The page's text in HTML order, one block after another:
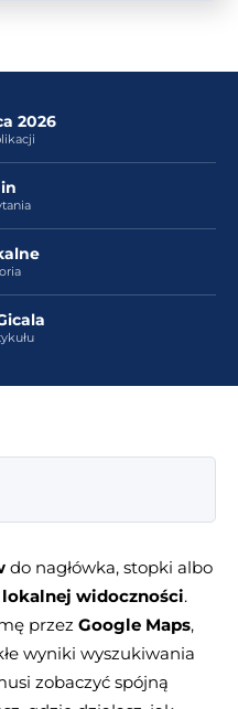
2026
do nagłówka, stopki albo
lokalnej widoczności.
przez Google Maps,
wyniki wyszukiwania
zobaczyć spójną